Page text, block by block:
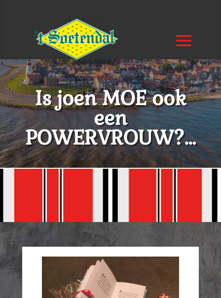
Is joen MOE ook
een
POWERVROUW?…